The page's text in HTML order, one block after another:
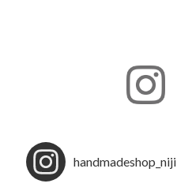
handmadeshop_niji